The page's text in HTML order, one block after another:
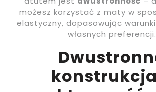
możesz korzystać z maty w
elastyczny, dopasowując
własnych preferencji.